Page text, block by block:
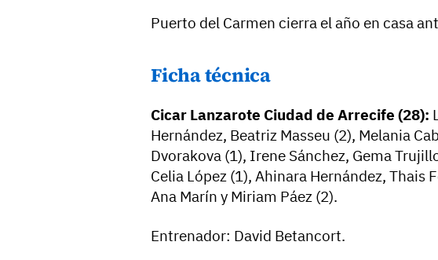
Puerto del Carmen cierra el año en casa
Ficha técnica
Cicar Lanzarote Ciudad de Arrecife (28):
Hernández, Beatriz Masseu (2), Melania
Dvorakova (1), Irene Sánchez, Gema
Celia López (1), Ahinara Hernández, Thais
Ana Marín y Miriam Páez (2).
Entrenador: David Betancort.